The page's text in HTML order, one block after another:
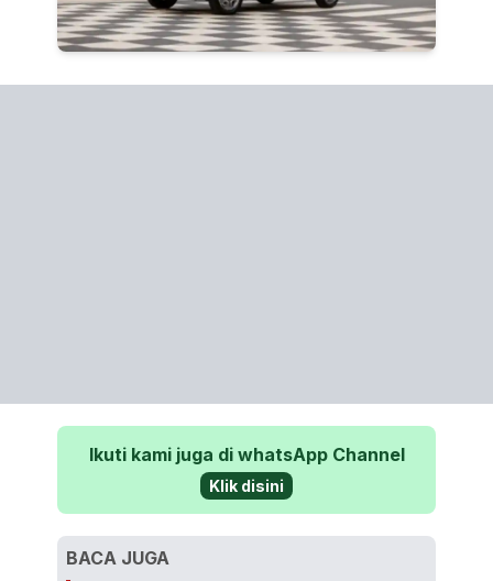
Ikuti kami juga di whatsApp Channel
Klik disini
BACA JUGA